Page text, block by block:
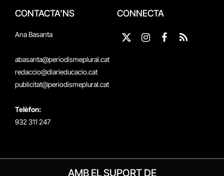
CONTACTA'NS
Ana Basanta
abasanta@periodismeplural.cat
redaccio@diarieducacio.cat
publicitat@periodismeplural.cat
Telèfon:
932 311 247
CONNECTA
X
Instagram
Facebook
RSS
AMB EL SUPORT DE